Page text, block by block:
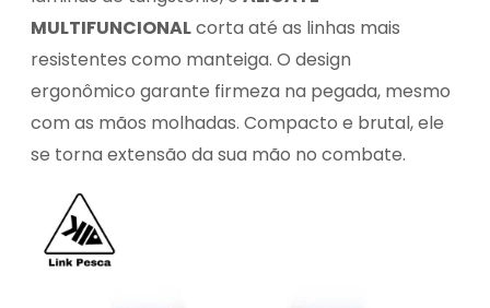
MULTIFUNCIONALcorta até as linhas mais
resistentes como manteiga. O design
ergonômico garante firmeza na pegada, mesmo
com as mãos molhadas. Compacto e brutal, ele
se torna extensão da sua mão no combate.